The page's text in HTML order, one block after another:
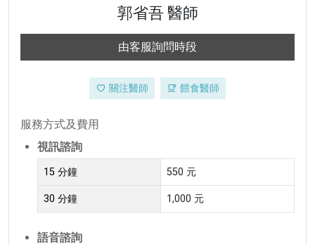
郭省吾 醫師
由客服詢問時段
關注醫師 餵食醫師
服務方式及費用
視訊諮詢
15 分鐘 550 元
30 分鐘 1,000 元
語音諮詢